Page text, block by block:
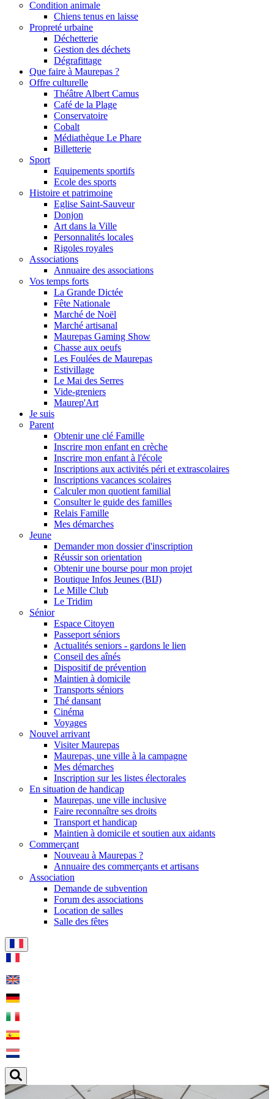
Condition animale
Chiens tenus en laisse
Propreté urbaine
Déchetterie
Gestion des déchets
Dégrafittage
Que faire à Maurepas ?
Offre culturelle
Théâtre Albert Camus
Café de la Plage
Conservatoire
Cobalt
Médiathèque Le Phare
Billetterie
Sport
Equipements sportifs
Ecole des sports
Histoire et patrimoine
Eglise Saint-Sauveur
Donjon
Art dans la Ville
Personnalités locales
Rigoles royales
Associations
Annuaire des associations
Vos temps forts
La Grande Dictée
Fête Nationale
Marché de Noël
Marché artisanal
Maurepas Gaming Show
Chasse aux oeufs
Les Foulées de Maurepas
Estivillage
Le Mai des Serres
Vide-greniers
Maurep'Art
Je suis
Parent
Obtenir une clé Famille
Inscrire mon enfant en crèche
Inscrire mon enfant à l'école
Inscriptions aux activités péri et extrascolaires
Inscriptions vacances scolaires
Calculer mon quotient familial
Consulter le guide des familles
Relais Famille
Mes démarches
Jeune
Demander mon dossier d'inscription
Réussir son orientation
Obtenir une bourse pour mon projet
Boutique Infos Jeunes (BIJ)
Le Mille Club
Le Tridim
Sénior
Espace Citoyen
Passeport séniors
Actualités seniors - gardons le lien
Conseil des aînés
Dispositif de prévention
Maintien à domicile
Transports séniors
Thé dansant
Cinéma
Voyages
Nouvel arrivant
Visiter Maurepas
Maurepas, une ville à la campagne
Mes démarches
Inscription sur les listes électorales
En situation de handicap
Maurepas, une ville inclusive
Faire reconnaître ses droits
Transport et handicap
Maintien à domicile et soutien aux aidants
Commerçant
Nouveau à Maurepas ?
Annuaire des commerçants et artisans
Association
Demande de subvention
Forum des associations
Location de salles
Salle des fêtes